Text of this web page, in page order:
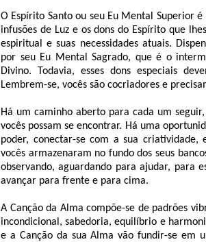
O Espírito Santo ou seu Eu Mental Superior
infusões de Luz e os dons do Espírito que
espiritual e suas necessidades atuais.
por seu Eu Mental Sagrado, que é o
Divino. Todavia, esses dons especiais
Lembrem-se, vocês são cocriadores e
Há um caminho aberto para cada um
vocês possam se encontrar. Há uma
poder, conectar-se com a sua
vocês armazenaram no fundo dos seus
observando, aguardando para ajudar, para
avançar para frente e para cima.
A Canção da Alma compõe-se de padrões
incondicional, sabedoria, equilíbrio e
e a Canção da sua Alma vão fundir-se em